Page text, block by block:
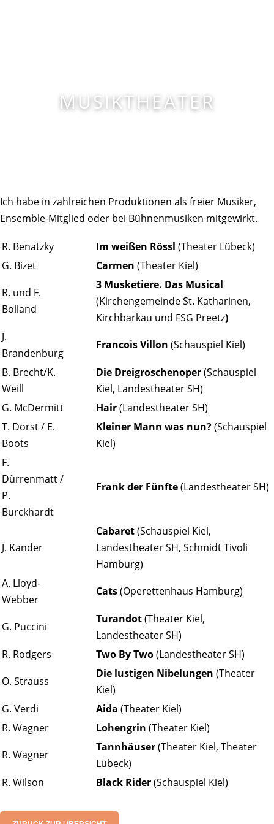
MUSIKTHEATER
Ich habe in zahlreichen Produktionen als freier Musiker,
Ensemble-Mitglied oder bei Bühnenmusiken mitgewirkt.
R. Benatzky Im weißen Rössl (Theater Lübeck)
G. Bizet
Carmen (Theater Kiel)
R. und F.
Bolland
3 Musketiere. Das Musical
(Kirchengemeinde St. Katharinen,
Kirchbarkau und FSG Preetz)
J.
Brandenburg
Francois Villon (Schauspiel Kiel)
B. Brecht/K.
Weill
Die Dreigroschenoper(Schauspiel
Kiel, Landestheater SH)
G. McDermitt
Hair(Landestheater SH)
T. Dorst / E.
Boots
Kleiner Mann was nun?(Schauspiel
Kiel)
F.
Dürrenmatt /
P.
Burckhardt
Frank der Fünfte(Landestheater SH)
J. Kander
Cabaret(Schauspiel Kiel,
Landestheater SH, Schmidt Tivoli
Hamburg)
A. Lloyd-
Webber
Cats(Operettenhaus Hamburg)
G. Puccini
Turandot(Theater Kiel,
Landestheater SH)
R. Rodgers
Two By Two(Landestheater SH)
O. Strauss
Die lustigen Nibelungen (Theater
Kiel)
G. Verdi
Aida (Theater Kiel)
R. Wagner
Lohengrin (Theater Kiel)
R. Wagner
Tannhäuser(Theater Kiel, Theater
Lübeck)
R. Wilson
Black Rider(Schauspiel Kiel)